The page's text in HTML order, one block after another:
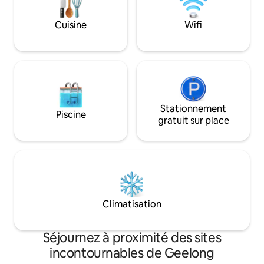
tardif ! Arrivée autonome sans soucis
Idéalement situé
central des
et restaurants !
Cuisine Wifi
Piscine
Stationnement
gratuit sur place
Climatisation
Séjournez à proximité des sites
incontournables de Geelong